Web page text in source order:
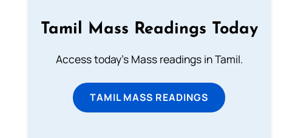
Tamil Mass Readings Today
Access today's Mass readings in Tamil.
TAMIL MASS READINGS